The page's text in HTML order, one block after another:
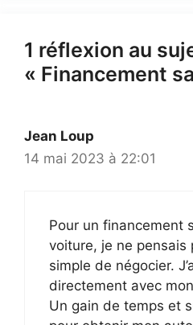
1 réflexion au
« Financement
Jean Loup
14 mai 2023 à 22:01
Pour un financement
voiture, je ne pensais
simple de négocier.
directement avec
Un gain de temps et